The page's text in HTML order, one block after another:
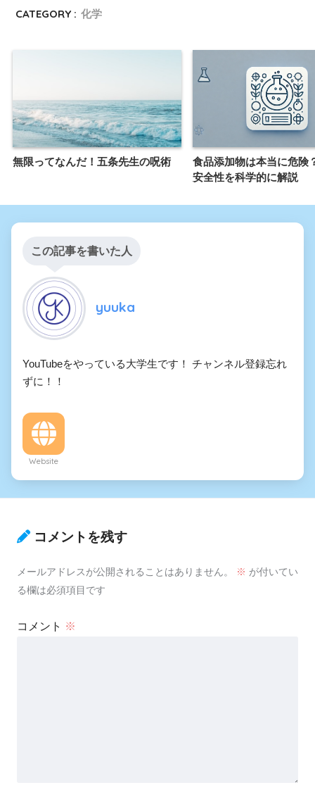
CATEGORY : 化学
無限ってなんだ！五条先生の呪術
食品添加物は本当に危険
安全性を科学的に解説
この記事を書いた人
yuuka
YouTubeをやっている大学生です！ チャンネル登録忘れ
ずに！！
Website
コメントを残す
メールアドレスが公開されることはありません。 ※ が付いてい
る欄は必須項目です
コメント ※